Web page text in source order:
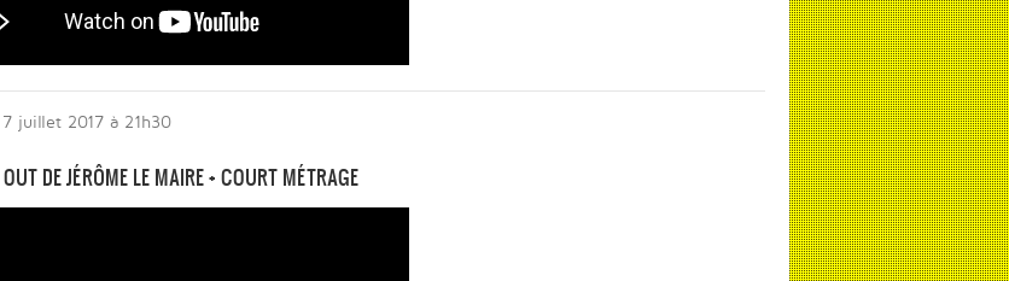
juillet 2017 à 21h30
T DE JÉRÔME LE MAIRE + COURT MÉTRAGE